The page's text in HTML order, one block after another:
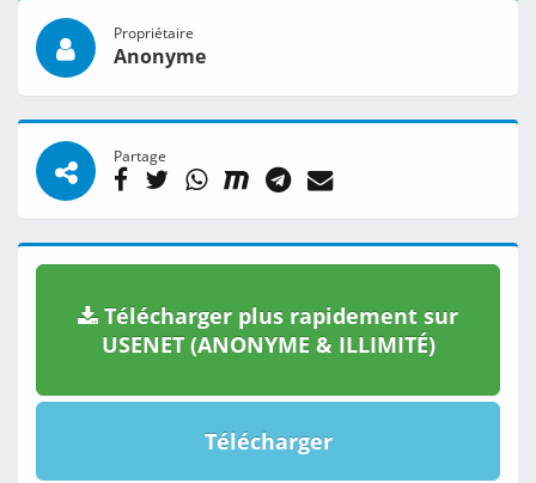
Propriétaire
Anonyme
Partage
Télécharger plus rapidement sur
USENET (ANONYME & ILLIMITÉ)
Télécharger